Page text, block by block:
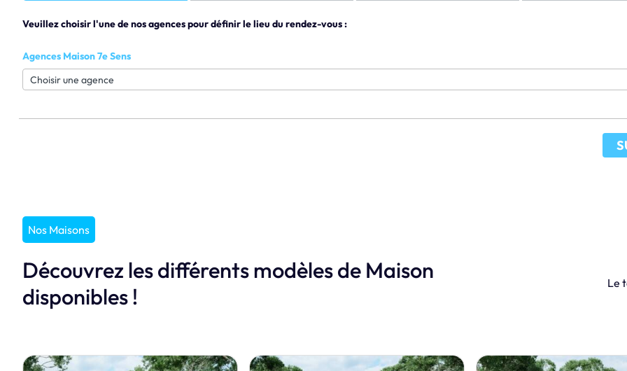
Veuillez choisir l'une de nos agences pour définir le lieu du rendez-vous :
Agences Maison 7e Sens
Nos Maisons
Découvrez les différents modèles de Maison
disponibles !
Le